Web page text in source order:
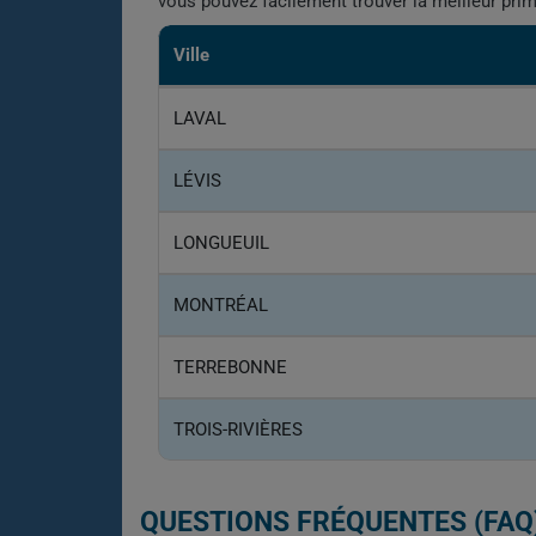
Ville
LAVAL
LÉVIS
LONGUEUIL
MONTRÉAL
TERREBONNE
TROIS-RIVIÈRES
QUESTIONS FRÉQUENTES